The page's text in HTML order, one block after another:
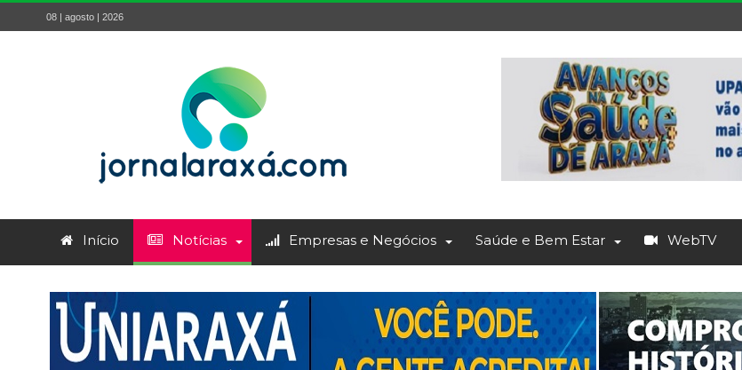
08 | agosto | 2026
Início Notícias Empresas e Negócios Saúde e Bem Estar WebTV